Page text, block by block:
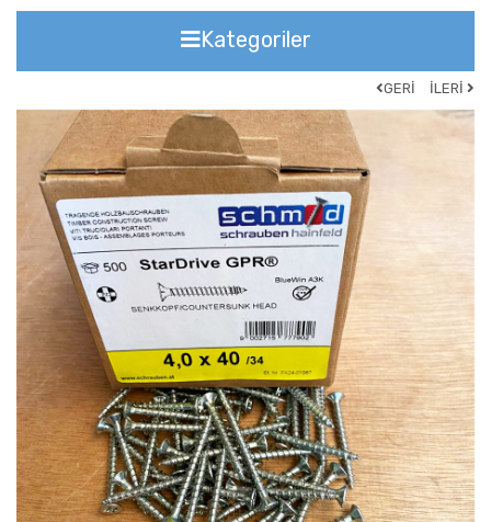
Kategoriler
GERİ İLERİ